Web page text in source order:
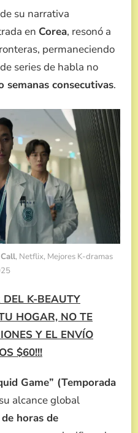
su narrativa
en Corea, resonó a
permaneciendo
series de habla no
semanas consecutivas.
, Netflix, Mejores K-dramas
DEL K-BEAUTY
HOGAR, NO TE
Y EL ENVÍO
$60!!!
Game” (Temporada
alcance global
horas de